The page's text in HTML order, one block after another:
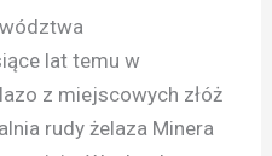
lat temu w
z miejscowych złóż
rudy żelaza Minera